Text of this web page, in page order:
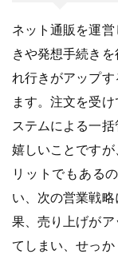
ネット通販を運営
きや発想手続き
れ行きがアップ
ます。注文を受
ステムによる一
嬉しいことです
リットでもある
い、次の営業戦
果、売り上げが
てしまい、せっ